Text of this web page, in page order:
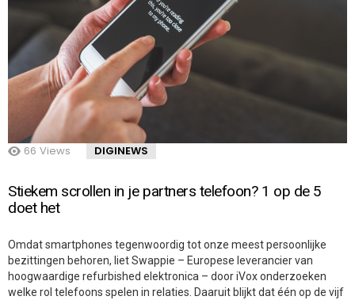
66 Views DIGINEWS
Stiekem scrollen in je partners telefoon? 1 op de 5
doet het
Omdat smartphones tegenwoordig tot onze meest persoonlijke
bezittingen behoren, liet Swappie – Europese leverancier van
hoogwaardige refurbished elektronica – door iVox onderzoeken
welke rol telefoons spelen in relaties. Daaruit blijkt dat één op de vijf